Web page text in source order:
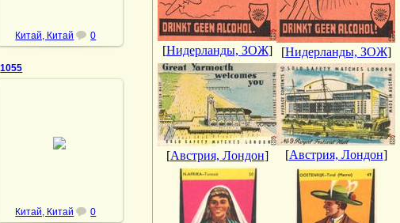
Китай, Китай 0
1055
Китай, Китай 0
[Нидерланды, ЗОЖ] [Нидерланды, ЗОЖ]
[Австрия, Лондон] [Австрия, Лондон]